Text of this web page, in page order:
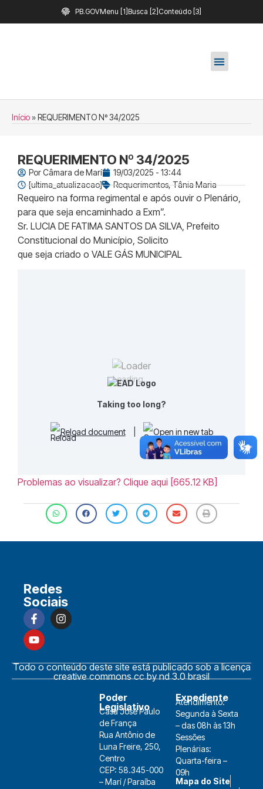
PB.GOVMenu [1] Busca [2] Conteúdo [3]
Início» REQUERIMENTO Nº 34/2025
REQUERIMENTO Nº 34/2025
PorCâmara de Marí
19/03/2025 - 13:44
[ultima_atualizacao]
Requerimentos,Tânia Maria
Requeiro na forma regimental e após ouvir o Plenário,
para que seja encaminhado a Exm”.
Sr. LUCIA DE FATIMA SANTOS DA SILVA, Prefeito
Constitucional do Município, Solicito
que seja criado o VALE GÁS MUNICIPAL
Loading...
Taking too long?
Reload document Open in new tab
Problemas ao visualizar? Clique aqui [665.12 KB]
Redes
Sociais
Todo o conteúdo deste site está publicado sob a licença
creative commons cc by nd 3.0 brasil
Poder
Legislativo
Casa José Paulo
de França
Rua Antônio de
Luna Freire, 250,
Centro
CEP: 58.345-000
– Marí / Paraíba
Expediente
Atendimento:
Segunda à Sexta
– das 08h às 13h
Sessões
Plenárias:
Quarta-feira –
09h
Mapa do Site